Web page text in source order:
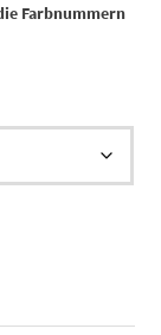
Farbnummern